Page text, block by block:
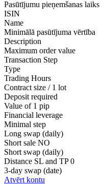
Pasūtījumu pieņemšanas laiks
ISIN
Name
Minimālā pasūtījuma vērtība
Description
Maximum order value
Transaction Step
Type
Trading Hours
Contract size / 1 lot
Deposit required
Value of 1 pip
Financial leverage
Minimal step
Long swap (daily)
Short sale NO
Short swap (daily)
Distance SL and TP 0
3-day swap (date)
Atvērt kontu